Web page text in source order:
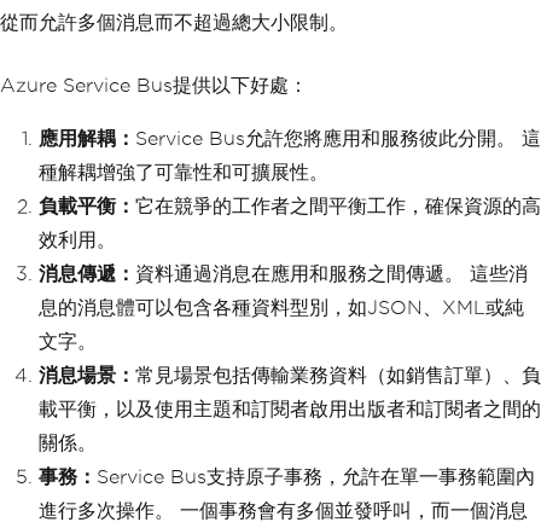
從而允許多個消息而不超過總大小限制。
Azure Service Bus提供以下好處：
應用解耦： Service Bus允許您將應用和服務彼此分開。 這
種解耦增強了可靠性和可擴展性。
負載平衡： 它在競爭的工作者之間平衡工作，確保資源的高
效利用。
消息傳遞： 資料通過消息在應用和服務之間傳遞。 這些消
息的消息體可以包含各種資料型別，如JSON、XML或純
文字。
消息場景： 常見場景包括傳輸業務資料（如銷售訂單）、負
載平衡，以及使用主題和訂閱者啟用出版者和訂閱者之間的
關係。
事務： Service Bus支持原子事務，允許在單一事務範圍內
進行多次操作。 一個事務會有多個並發呼叫，而一個消息